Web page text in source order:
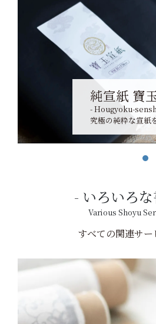
純宣紙 寶
- Hougyoku-
究極の純粋な宣紙
いろいろ
Various Shoyu
すべての関連サー